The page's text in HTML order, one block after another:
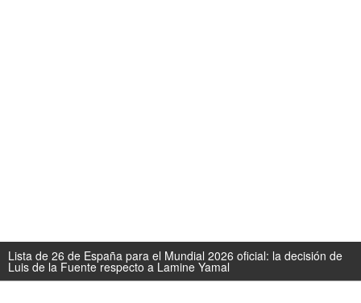
Lista de 26 de España para el Mundial 2026 oficial: la decisión de
Luis de la Fuente respecto a Lamine Yamal